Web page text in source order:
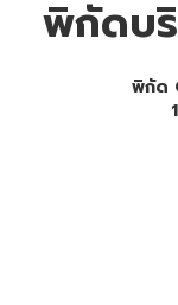
พิกัดบ
พิกัด